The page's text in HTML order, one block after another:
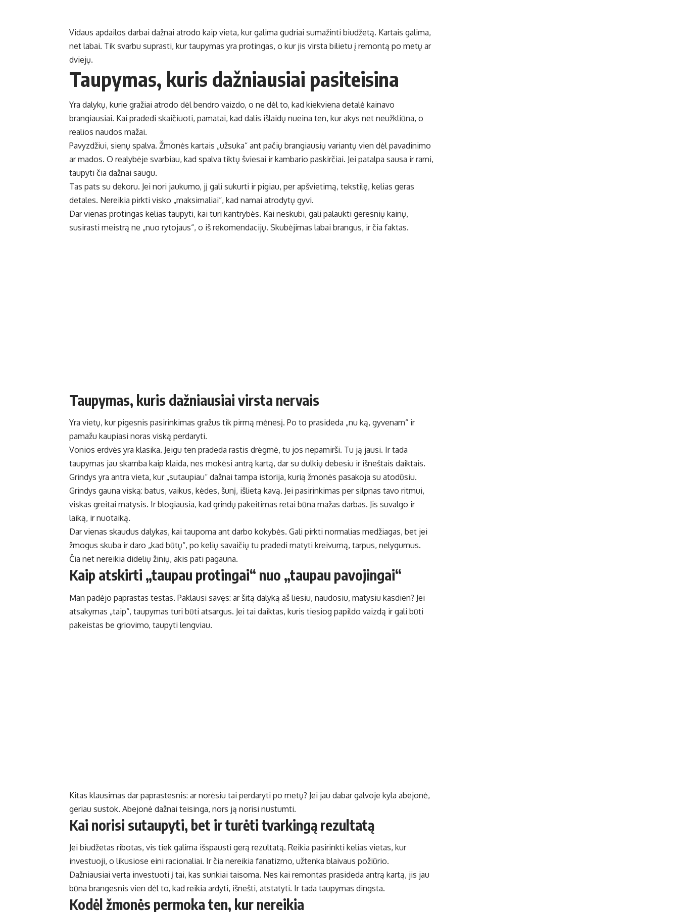
Vidaus apdailos darbai dažnai atrodo kaip vieta, kur galima gudriai sumažinti biudžetą. Kartais galima,
net labai. Tik svarbu suprasti, kur taupymas yra protingas, o kur jis virsta bilietu į remontą po metų ar
dviejų.
Taupymas, kuris dažniausiai pasiteisina
Yra dalykų, kurie gražiai atrodo dėl bendro vaizdo, o ne dėl to, kad kiekviena detalė kainavo
brangiausiai. Kai pradedi skaičiuoti, pamatai, kad dalis išlaidų nueina ten, kur akys net neužkliūna, o
realios naudos mažai.
Pavyzdžiui, sienų spalva. Žmonės kartais „užsuka“ ant pačių brangiausių variantų vien dėl pavadinimo
ar mados. O realybėje svarbiau, kad spalva tiktų šviesai ir kambario paskirčiai. Jei patalpa sausa ir rami,
taupyti čia dažnai saugu.
Tas pats su dekoru. Jei nori jaukumo, jį gali sukurti ir pigiau, per apšvietimą, tekstilę, kelias geras
detales. Nereikia pirkti visko „maksimaliai“, kad namai atrodytų gyvi.
Dar vienas protingas kelias taupyti, kai turi kantrybės. Kai neskubi, gali palaukti geresnių kainų,
susirasti meistrą ne „nuo rytojaus“, o iš rekomendacijų. Skubėjimas labai brangus, ir čia faktas.
Taupymas, kuris dažniausiai virsta nervais
Yra vietų, kur pigesnis pasirinkimas gražus tik pirmą mėnesį. Po to prasideda „nu ką, gyvenam“ ir
pamažu kaupiasi noras viską perdaryti.
Vonios erdvės yra klasika. Jeigu ten pradeda rastis drėgmė, tu jos nepamirši. Tu ją jausi. Ir tada
taupymas jau skamba kaip klaida, nes mokėsi antrą kartą, dar su dulkių debesiu ir išneštais daiktais.
Grindys yra antra vieta, kur „sutaupiau“ dažnai tampa istorija, kurią žmonės pasakoja su atodūsiu.
Grindys gauna viską: batus, vaikus, kėdes, šunį, išlietą kavą. Jei pasirinkimas per silpnas tavo ritmui,
viskas greitai matysis. Ir blogiausia, kad grindų pakeitimas retai būna mažas darbas. Jis suvalgo ir
laiką, ir nuotaiką.
Dar vienas skaudus dalykas, kai taupoma ant darbo kokybės. Gali pirkti normalias medžiagas, bet jei
žmogus skuba ir daro „kad būtų“, po kelių savaičių tu pradedi matyti kreivumą, tarpus, nelygumus.
Čia net nereikia didelių žinių, akis pati pagauna.
Kaip atskirti „taupau protingai“ nuo „taupau pavojingai“
Man padėjo paprastas testas. Paklausi savęs: ar šitą dalyką aš liesiu, naudosiu, matysiu kasdien? Jei
atsakymas „taip“, taupymas turi būti atsargus. Jei tai daiktas, kuris tiesiog papildo vaizdą ir gali būti
pakeistas be griovimo, taupyti lengviau.
Kitas klausimas dar paprastesnis: ar norėsiu tai perdaryti po metų? Jei jau dabar galvoje kyla abejonė,
geriau sustok. Abejonė dažnai teisinga, nors ją norisi nustumti.
Kai norisi sutaupyti, bet ir turėti tvarkingą rezultatą
Jei biudžetas ribotas, vis tiek galima išspausti gerą rezultatą. Reikia pasirinkti kelias vietas, kur
investuoji, o likusiose eini racionaliai. Ir čia nereikia fanatizmo, užtenka blaivaus požiūrio.
Dažniausiai verta investuoti į tai, kas sunkiai taisoma. Nes kai remontas prasideda antrą kartą, jis jau
būna brangesnis vien dėl to, kad reikia ardyti, išnešti, atstatyti. Ir tada taupymas dingsta.
Kodėl žmonės permoka ten, kur nereikia